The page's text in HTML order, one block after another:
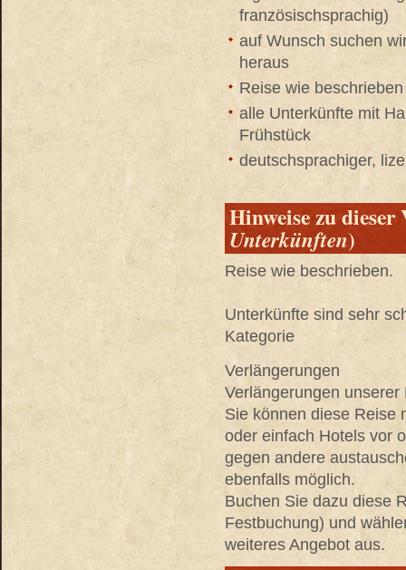
französischsprachig)
auf Wunsch suchen
heraus
Reise wie beschrieben
alle Unterkünfte mit
Frühstück
deutschsprachiger,
Hinweise zu
Unterkünften)
Reise wie beschrieben.
Unterkünfte sind sehr
Kategorie
Verlängerungen
Verlängerungen
Sie können diese Reise
oder einfach Hotels vor
gegen andere
ebenfalls möglich.
Buchen Sie dazu diese
Festbuchung) und
weiteres Angebot aus.